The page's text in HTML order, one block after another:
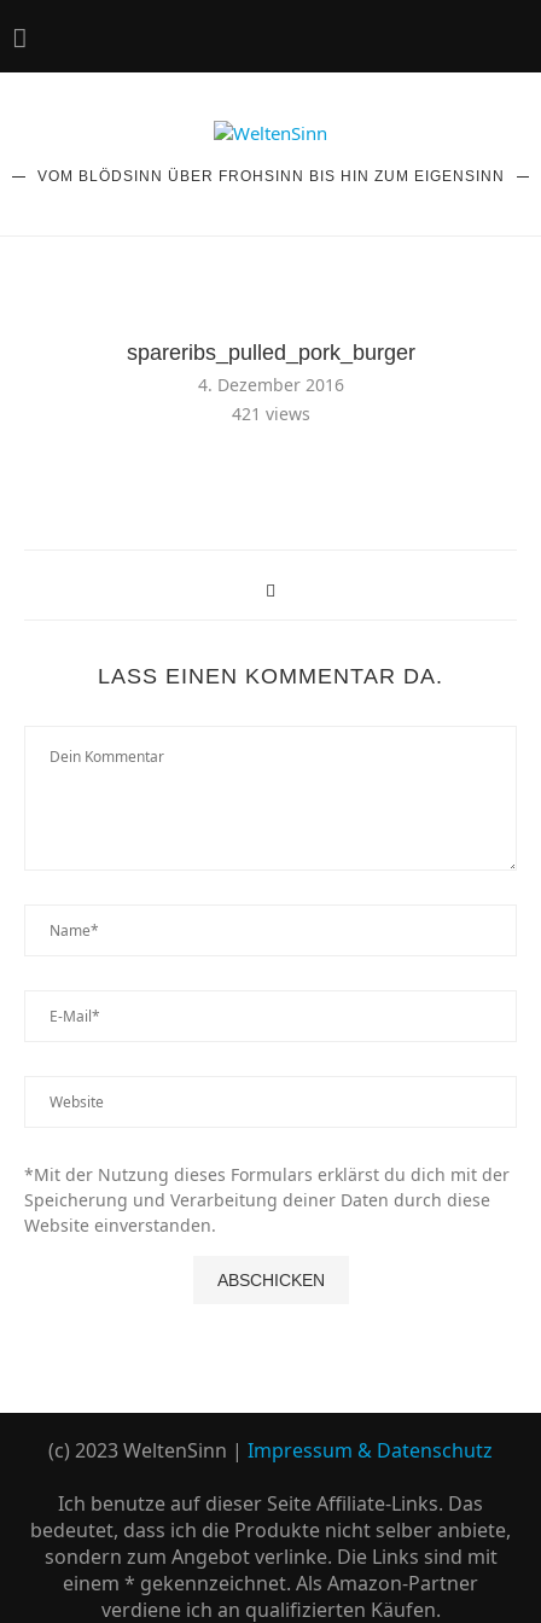
VOM BLÖDSINN ÜBER FROHSINN BIS HIN ZUM EIGENSINN
spareribs_pulled_pork_burger
4. Dezember 2016
421 views
LASS EINEN KOMMENTAR DA.
*Mit der Nutzung dieses Formulars erklärst du dich mit der
Speicherung und Verarbeitung deiner Daten durch diese
Website einverstanden.
(c) 2023 WeltenSinn | Impressum & Datenschutz
Ich benutze auf dieser Seite Affiliate-Links. Das
bedeutet, dass ich die Produkte nicht selber anbiete,
sondern zum Angebot verlinke. Die Links sind mit
einem * gekennzeichnet. Als Amazon-Partner
verdiene ich an qualifizierten Käufen.